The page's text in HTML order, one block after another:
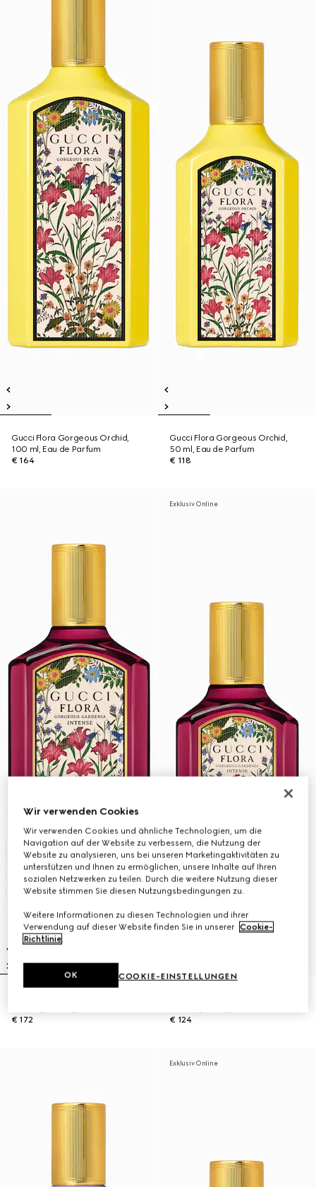
Gucci Flora Gorgeous Orchid,
100 ml, Eau de Parfum
€ 164
Gucci Flora Gorgeous Orchid,
50 ml, Eau de Parfum
€ 118
€ 172
Exklusiv Online
€ 124
Exklusiv Online
Wir verwenden Cookies
Wir verwenden Cookies und ähnliche Technologien, um die
Navigation auf der Website zu verbessern, die Nutzung der
Website zu analysieren, uns bei unseren Marketingaktivitäten zu
unterstützen und Ihnen zu ermöglichen, unsere Inhalte auf Ihren
sozialen Netzwerken zu teilen. Durch die weitere Nutzung dieser
Website stimmen Sie diesen Nutzungsbedingungen zu.
Weitere Informationen zu diesen Technologien und ihrer
Verwendung auf dieser Website finden Sie in unserer Cookie-
Richtlinie.
COOKIE-EINSTELLUNGEN
OK